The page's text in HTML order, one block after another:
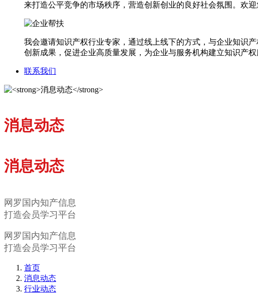
来打造公平竞争的市场秩序，营造创新创业的良好社会氛围。欢迎
我会邀请知识产权行业专家，通过线上线下的方式，与企业知识
创新成果，促进企业高质量发展，为企业与服务机构建立知识产权
联系我们
消息动态
消息动态
网罗国内知产信息
打造会员学习平台
网罗国内知产信息
打造会员学习平台
首页
消息动态
行业动态